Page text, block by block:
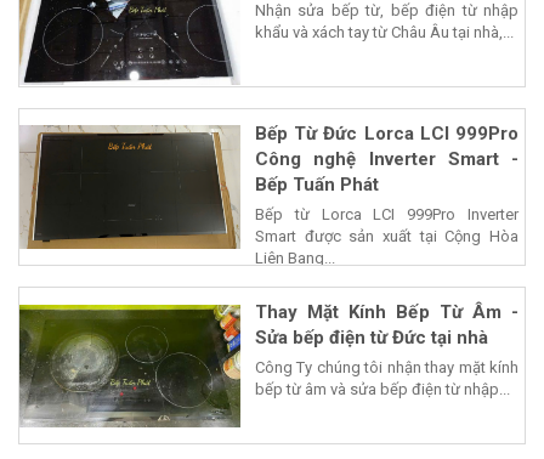
Nhận sửa bếp từ, bếp điện từ nhập
khẩu và xách tay từ Châu Âu tại nhà,...
Bếp Từ Đức Lorca LCI 999Pro
Công nghệ Inverter Smart -
Bếp Tuấn Phát
Bếp từ Lorca LCI 999Pro Inverter
Smart được sản xuất tại Cộng Hòa
Liên Bang...
Thay Mặt Kính Bếp Từ Âm -
Sửa bếp điện từ Đức tại nhà
Công Ty chúng tôi nhận thay mặt kính
bếp từ âm và sửa bếp điện từ nhập...